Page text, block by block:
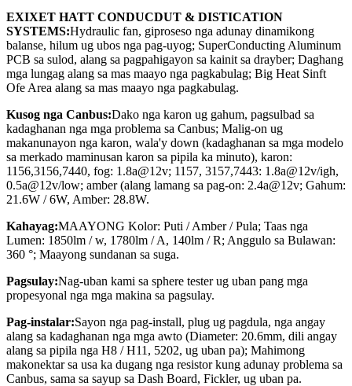
EXIXET HATT CONDUCDUT & DISTICATION
SYSTEMS:Hydraulic fan, giproseso nga adunay dinamikong
balanse, hilum ug ubos nga pag-uyog; SuperConducting Aluminum
PCB sa sulod, alang sa pagpahigayon sa kainit sa drayber; Daghang
mga lungag alang sa mas maayo nga pagkabulag; Big Heat Sinft
Ofe Area alang sa mas maayo nga pagkabulag.
Kusog nga Canbus:Dako nga karon ug gahum, pagsulbad sa
kadaghanan nga mga problema sa Canbus; Malig-on ug
makanunayon nga karon, wala'y down (kadaghanan sa mga modelo
sa merkado maminusan karon sa pipila ka minuto), karon:
1156,3156,7440, fog: 1.8a@12v; 1157, 3157,7443: 1.8a@12v/igh,
0.5a@12v/low; amber (alang lamang sa pag-on: 2.4a@12v; Gahum:
21.6W / 6W, Amber: 28.8W.
Kahayag:MAAYONG Kolor: Puti / Amber / Pula; Taas nga
Lumen: 1850lm / w, 1780lm / A, 140lm / R; Anggulo sa Bulawan:
360 °; Maayong sundanan sa suga.
Pagsulay:Nag-uban kami sa sphere tester ug uban pang mga
propesyonal nga mga makina sa pagsulay.
Pag-instalar:Sayon nga pag-install, plug ug pagdula, nga angay
alang sa kadaghanan nga mga awto (Diameter: 20.6mm, dili angay
alang sa pipila nga H8 / H11, 5202, ug uban pa); Mahimong
makonektar sa usa ka dugang nga resistor kung adunay problema sa
Canbus, sama sa sayup sa Dash Board, Fickler, ug uban pa.